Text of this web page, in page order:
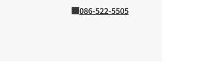
086-522-5505